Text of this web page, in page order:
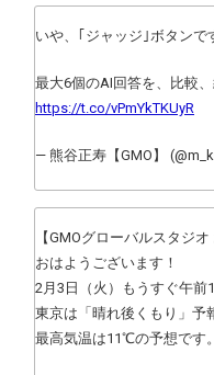
いや、｢ジャッジ｣ボタンで
最大6個のAI回答を、比較
https://t.co/vPmYkTKUyR
— 熊谷正寿【GMO】
【GMOグローバルスタジオ
おはようございます！
2月3日（火）もうすぐ午前
東京は「晴れ後くもり」予
最高気温は11℃の予想です。